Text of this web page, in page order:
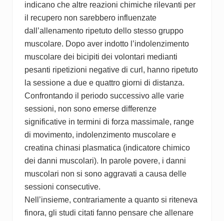
indicano che altre reazioni chimiche rilevanti per
il recupero non sarebbero influenzate
dall’allenamento ripetuto dello stesso gruppo
muscolare. Dopo aver indotto l’indolenzimento
muscolare dei bicipiti dei volontari medianti
pesanti ripetizioni negative di curl, hanno ripetuto
la sessione a due e quattro giorni di distanza.
Confrontando il periodo successivo alle varie
sessioni, non sono emerse differenze
significative in termini di forza massimale, range
di movimento, indolenzimento muscolare e
creatina chinasi plasmatica (indicatore chimico
dei danni muscolari). In parole povere, i danni
muscolari non si sono aggravati a causa delle
sessioni consecutive.
Nell’insieme, contrariamente a quanto si riteneva
finora, gli studi citati fanno pensare che allenare